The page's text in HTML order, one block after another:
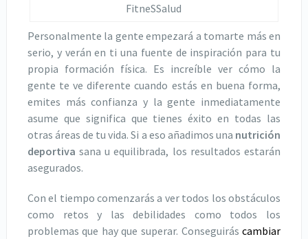
FitneSSalud
Personalmente la gente empezará a tomarte más en
serio, y verán en ti una fuente de inspiración para tu
propia formación física. Es increíble ver cómo la
gente te ve diferente cuando estás en buena forma,
emites más confianza y la gente inmediatamente
asume que significa que tienes éxito en todas las
otras áreas de tu vida. Si a eso añadimos una nutrición
deportiva sana u equilibrada, los resultados estarán
asegurados.
Con el tiempo comenzarás a ver todos los obstáculos
como retos y las debilidades como todos los
problemas que hay que superar. Conseguiráscambiar